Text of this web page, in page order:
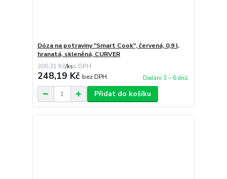
Dóza na potraviny "Smart Cook", červená, 0,9 l,
hranatá, skleněná, CURVER
300,31 Kč/ks
248,19 Kč bez DPH Dodání 3 – 6 dnů
Přidat do košíku